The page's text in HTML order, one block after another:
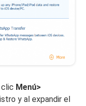
Menú>
y al expandir el